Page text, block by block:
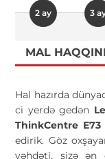
2 ay 3
MAL
Hal hazırda
ci yerdə gedən
ThinkCentre E73
edirik. Göz
vəhdəti, sizə ən